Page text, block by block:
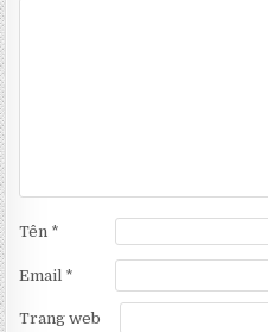
Tên *
Email *
Trang web